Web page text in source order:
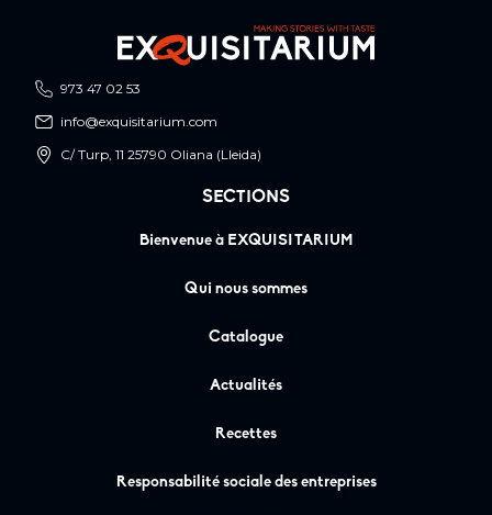
973 47 02 53
info@exquisitarium.com
C/ Turp, 11 25790 Oliana (Lleida)
SECTIONS
Bienvenue à EXQUISITARIUM
Qui nous sommes
Catalogue
Actualités
Recettes
Responsabilité sociale des entreprises